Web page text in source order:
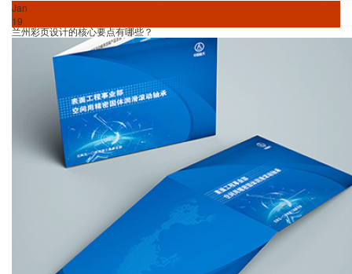
Jan
19
兰州彩页设计的核心要点有哪些？